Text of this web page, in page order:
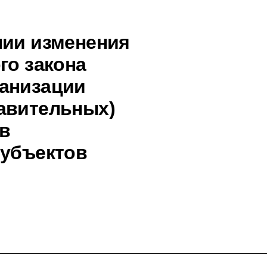
изменения
закона